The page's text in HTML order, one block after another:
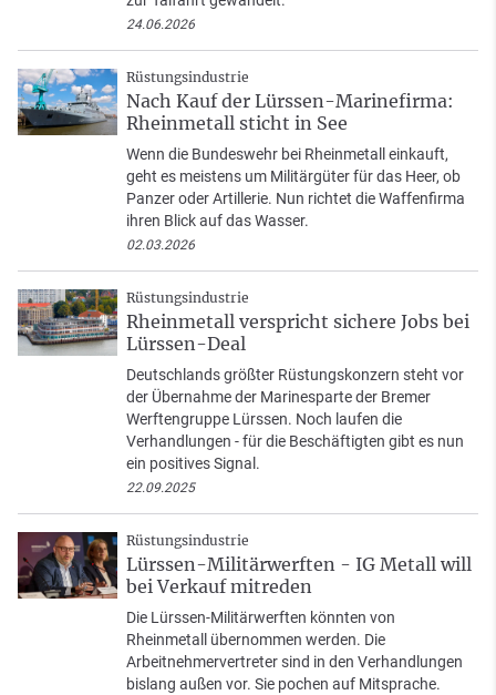
24.06.2026
Rüstungsindustrie
Nach Kauf der Lürssen-Marinefirma:
Rheinmetall sticht in See
Wenn die Bundeswehr bei Rheinmetall einkauft,
geht es meistens um Militärgüter für das Heer, ob
Panzer oder Artillerie. Nun richtet die Waffenfirma
ihren Blick auf das Wasser.
02.03.2026
Rüstungsindustrie
Rheinmetall verspricht sichere Jobs bei
Lürssen-Deal
Deutschlands größter Rüstungskonzern steht vor
der Übernahme der Marinesparte der Bremer
Werftengruppe Lürssen. Noch laufen die
Verhandlungen - für die Beschäftigten gibt es nun
ein positives Signal.
22.09.2025
Rüstungsindustrie
Lürssen-Militärwerften - IG Metall will
bei Verkauf mitreden
Die Lürssen-Militärwerften könnten von
Rheinmetall übernommen werden. Die
Arbeitnehmervertreter sind in den Verhandlungen
bislang außen vor. Sie pochen auf Mitsprache.